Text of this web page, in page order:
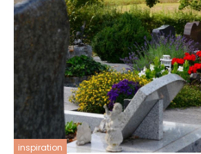
inspiration